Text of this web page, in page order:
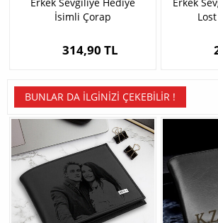
İsimli Çorap
314,90 TL
BUNLAR DA İLGINIZI ÇEKEBILIR !